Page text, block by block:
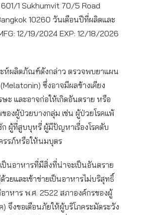
1 Sukhumvit 70/5 Road
10260 วันเดือนปีที่ผลิตและ
12/19/2024 EXP: 12/18/2026
ะห์ผลิตภัณฑ์ดังกล่าว ตรวจพบยาแผน
ซึ่งอาจมีผลข้างเคียง
ะ และอาจก่อให้เกิดอันตราย หรือ
องผู้ป่วยบางกลุ่ม เช่น ผู้ป่วยโรคแพ้
ผู้ที่สูบบุหรี่ ผู้มีปัญหาเรื่องโรคตับ
รรภ์หรือให้นมบุตร
นอาหารที่มีสิ่งที่น่าจะเป็นอันตราย
ยและเข้าข่ายเป็นอาหารไม่บริสุทธิ์
หาร พ.ศ. 2522 สภาองค์กรของผู้
จึงขอเตือนภัยให้ผู้บริโภคระมัดระวัง